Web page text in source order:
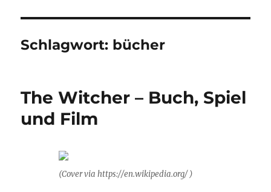
Schlagwort: bücher
The Witcher – Buch, Spiel
und Film
(Cover via https://en.wikipedia.org/ )